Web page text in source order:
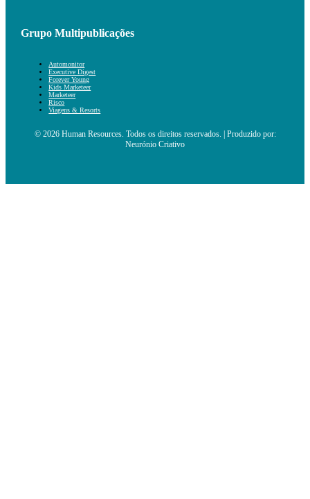
Grupo Multipublicações
Automonitor
Executive Digest
Forever Young
Kids Marketeer
Marketeer
Risco
Viagens & Resorts
© 2026 Human Resources. Todos os direitos reservados. | Produzido por:
Neurónio Criativo